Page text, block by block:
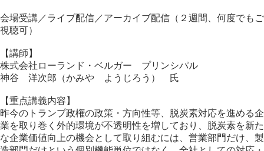
会場受講／ライブ配信／アーカイブ配信（２週間、何度でもご
視聴可）
【講師】
株式会社ローランド・ベルガー プリンシパル
神谷 洋次郎（かみや ようじろう） 氏
【重点講義内容】
昨今のトランプ政権の政策・方向性等、脱炭素対応を進める企
業を取り巻く外的環境が不透明性を増しており、脱炭素を新た
な企業価値向上の機会として取り組むには、営業部門だけ、製